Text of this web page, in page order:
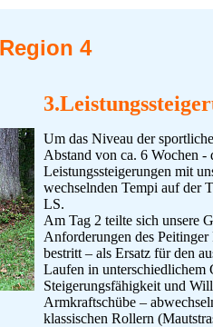
4
Um das Niveau der
Abstand von ca. 6 Wochen -
Leistungssteigerungen mit
wechselnden Tempi auf der
LS.
Am Tag 2 teilte sich unsere
Anforderungen des
bestritt – als Ersatz für den
Laufen in unterschiedlichem
Steigerungsfähigkeit und
Armkraftschübe –
klassischen Rollern